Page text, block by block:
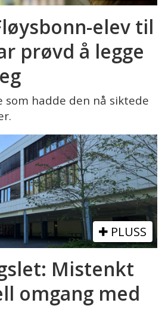
elev til
prøvd å legge
som hadde den nå siktede
PLUSS
Mistenkt
omgang med